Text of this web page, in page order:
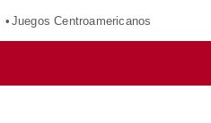
Juegos Centroamericanos